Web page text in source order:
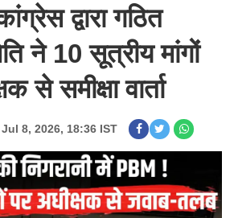
द्वारा गठित
ने 10 सूत्रीय मांगों
से समीक्षा वार्ता
Jul 8, 2026, 18:36 IST